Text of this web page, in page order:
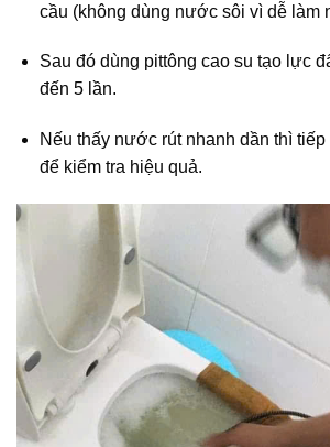
cầu (không dùng nước sôi vì dễ làm
Sau đó dùng pittông cao su tạo lực
đến 5 lần.
Nếu thấy nước rút nhanh dần thì
để kiểm tra hiệu quả.